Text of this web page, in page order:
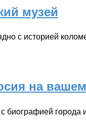
музей
с историей
на
биографией города